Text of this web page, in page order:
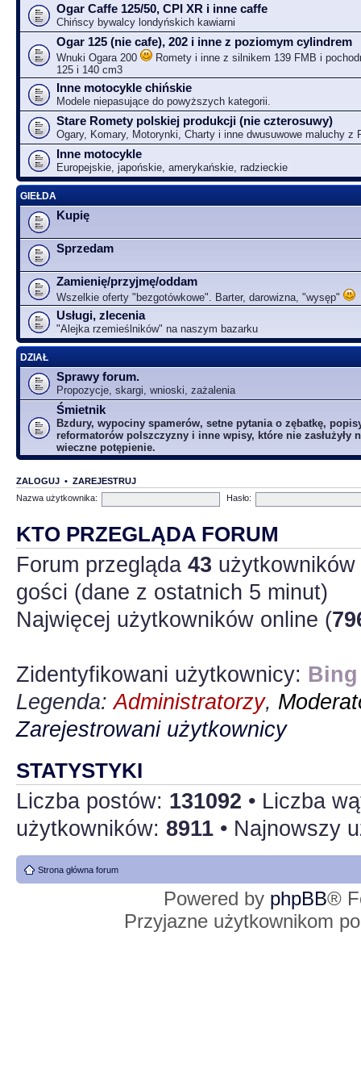
Ogar Caffe 125/50, CPI XR i inne caffe
Chińscy bywalcy londyńskich kawiarni
Ogar 125 (nie cafe), 202 i inne z poziomym cylindrem
Wnuki Ogara 200
Romety i inne z silnikem 139 FMB i
125 i 140 cm3
Inne motocykle chińskie
Modele niepasujące do powyższych kategorii.
Stare Romety polskiej produkcji (nie czterosuwy)
Ogary, Komary, Motorynki, Charty i inne dwusuwowe maluchy z
Inne motocykle
Europejskie, japońskie, amerykańskie, radzieckie
GIEŁDA
Kupię
Sprzedam
Zamienię/przyjmę/oddam
Wszelkie oferty "bezgotówkowe". Barter, darowizna, "wysęp"
Usługi, zlecenia
"Alejka rzemieślników" na naszym bazarku
DZIAŁ
Sprawy forum.
Propozycje, skargi, wnioski, zażalenia
Śmietnik
Bzdury, wypociny spamerów, setne pytania o zębatkę,
reformatorów polszczyzny i inne wpisy, które nie zasłużyły
wieczne potępienie.
ZALOGUJ • ZAREJESTRUJ
Nazwa użytkownika:
Hasło:
KTO PRZEGLĄDA FORUM
Forum przegląda 43
gości (dane z ostatnich 5 minut)
Najwięcej użytkowników online (
Zidentyfikowani użytkownicy:
Legenda:Administratorzy,
Zarejestrowani użytkownicy
STATYSTYKI
Liczba postów: 131092 • Liczba
użytkowników: 8911 • Najnowszy
Strona główna forum
Powered by phpBB®
Przyjazne użytkownikom